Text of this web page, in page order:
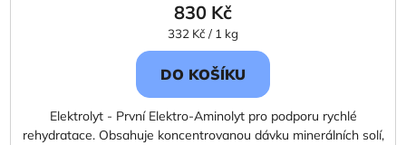
830 Kč
Měrná
cena:
332 Kč / 1 kg
DO KOŠÍKU
Elektrolyt - První Elektro-Aminolyt pro podporu rychlé
rehydratace. Obsahuje koncentrovanou dávku minerálních solí,